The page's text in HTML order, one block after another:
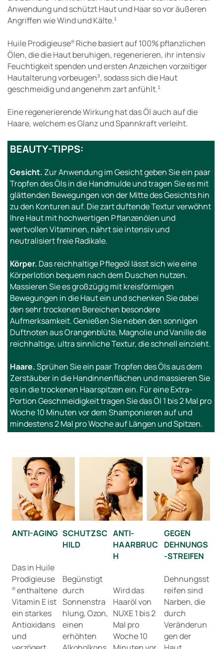
Anwendung und schützt Haut und Haar so vor äußeren
Angriffen wie Wind und Kälte.1
Huile Prodigieuse®Riche basiert auf 100% pflanzlichen
Ölen, die die Haut beruhigen, regenerieren, ihr intensiv
Feuchtigkeit spenden und ersten Anzeichen vorzeitiger
Hautalterung vorbeugen3, sodass sich die Haut
geschmeidig und angenehm zart anfühlt.1
Eine regenerierende Wirkung hat das Öl auch auf die
Haare, welchem es Glanz und Spannkraft verleiht.
BEAUTY-TIPPS:
Gesicht. Zur Anwendung im Gesicht geben Sie ein paar
Tropfen des Öls in die Handmulde und tragen Sie es mit
glättenden Bewegungen von der Mitte des Gesichts hin
zu den Konturen auf. Die zart duftende Textur verwöhnt
Ihre Haut mit hochwertigen Pflanzenölen und
wertvollen Vitaminen, nährt sie intensiv und
neutralisiert freie Radikale.
Körper. Das reichhaltige Pflegeöl lässt sich wie eine
Körperlotion bequem nach dem Duschen nutzen.
Massieren Sie es großzügig mit kreisförmigen
Bewegungen in die Haut ein und schenken Sie dabei
den sehr trockenen Bereichen besondere
Aufmerksamkeit. Genießen Sie neben den sonnigen
Duftnoten aus Orangenblüte, Magnolie und Vanille die
reichhaltige, ultra sinnliche Textur, die schnell einzieht.
Haare.Sprühen Sie ein paar Tropfen des Öls aus dem
Zerstäuber in die Handinnenflächen und massieren Sie
es in die trockenen Haarspitzen ein. Für eine Extra-
Portion Geschmeidigkeit tragen Sie das Öl 1 bis 2 Mal pro
Woche 10 Minuten vor dem Shamponieren auf und
mindestens 2 Mal pro Woche auf Längen und Spitzen.
ANTI-AGING
Das in Huile
Prodigieuse
®enthaltene
Vitamin E ist
ein starkes
Antioxidans
und
SCHUTZSC
HILD
Begünstigt
durch
Sonnenstra
hlung, Ozon,
einen
erhöhten
ANTI-
HAARBRUC
H
Wird das
Haaröl von
NUXE 1 bis 2
Mal pro
Woche 10
GEGEN
DEHNUNGS
-STREIFEN
Dehnungsst
reifen sind
Narben, die
durch
Veränderun
gen der